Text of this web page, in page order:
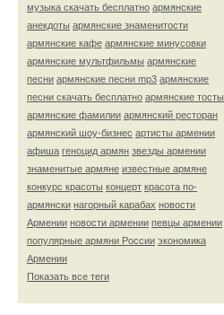
музыка скачать бесплатно армянские
анекдоты армянские знаменитости
армянские кафе армянские минусовки
армянские мультфильмы армянские
песни армянские песни mp3 армянские
песни скачать бесплатно армянские тосты
армянские фамилии армянский ресторан
армянский шоу-бизнес артисты армении
афиша геноцид армян звезды армении
знаменитые армяне известные армяне
конкурс красоты концерт красота по-
армянски нагорный карабах новости
Армении новости армении певцы армении
популярные армяни России экономика
Армении
Показать все теги